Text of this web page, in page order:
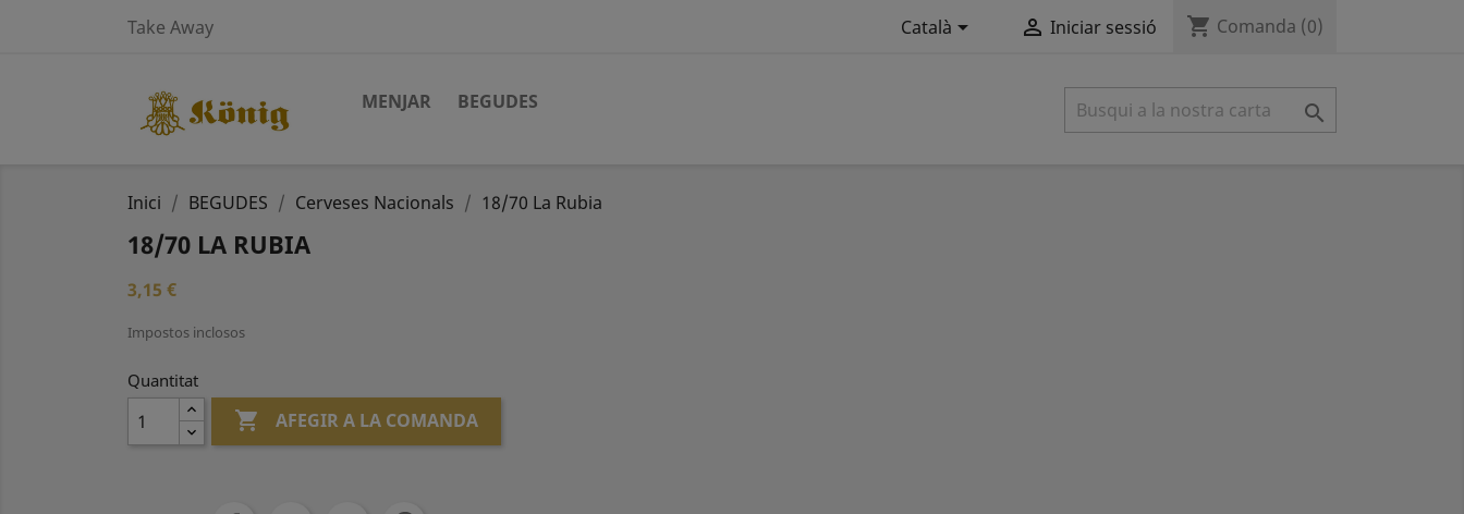
Take Away Català  Iniciar sessió shopping_cart Comanda (0)
MENJAR BEGUDES 
Inici BEGUDES Cerveses Nacionals 18/70 La Rubia
18/70 LA RUBIA
3,15 €
Impostos inclosos
Quantitat
 AFEGIR A LA COMANDA